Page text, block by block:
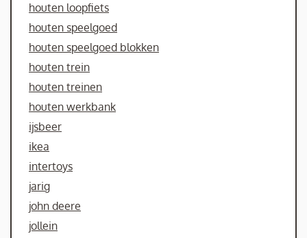
houten loopfiets
houten speelgoed
houten speelgoed blokken
houten trein
houten treinen
houten werkbank
ijsbeer
ikea
intertoys
jarig
john deere
jollein